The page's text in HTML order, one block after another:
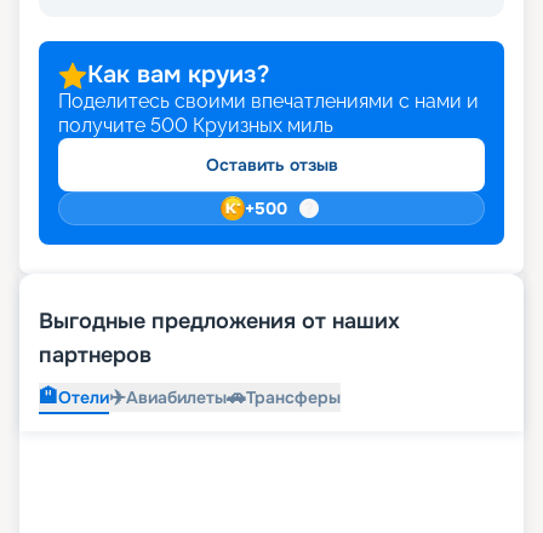
Как вам круиз?
Поделитесь своими впечатлениями с нами и
получите 500 Круизных миль
Оставить отзыв
+500
Выгодные предложения от наших
партнеров
🏨Отели✈️Авиабилеты🚗Трансферы